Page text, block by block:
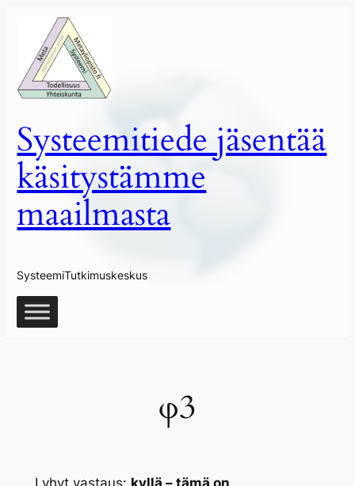
sisältöön
Systeemitiede jäsentää
käsitystämme
maailmasta
SysteemiTutkimuskeskus
φ3